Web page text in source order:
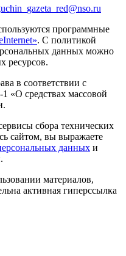
gazeta red@nso.ru
программные
. С политикой
данных можно
ресурсов.
в соответствии с
«О средствах массовой
сбора технических
сайтом, вы выражаете
данных и
материалов,
активная гиперссылка